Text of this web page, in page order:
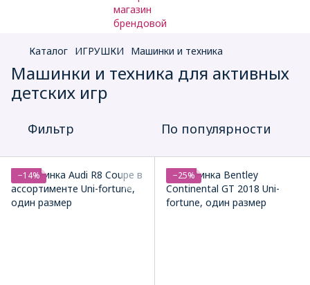
Каталог ИГРУШКИ Машинки и техника
Машинки и техника для активных
детских игр
Фильтр По популярности
−14% −25%